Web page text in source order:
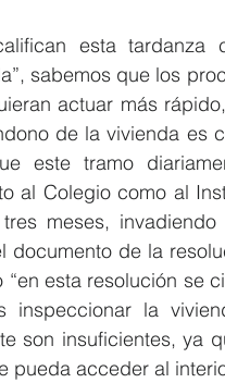
esta tardanza
sabemos que los
actuar más
de la vivienda es
este tramo
al Colegio como al
meses,
documento de la
esta resolución se
inspeccionar la
son insuficientes, ya
pueda acceder al